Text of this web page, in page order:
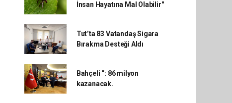
İnsan Hayatına Mal Olabilir"
Tut’ta 83 Vatandaş Sigara
Bırakma Desteği Aldı
Bahçeli “: 86 milyon
kazanacak.